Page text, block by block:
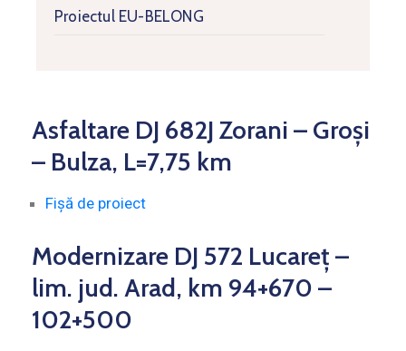
Proiectul EU-BELONG
Asfaltare DJ 682J Zorani – Groși
– Bulza, L=7,75 km
Fișă de proiect
Modernizare DJ 572 Lucareț –
lim. jud. Arad, km 94+670 –
102+500